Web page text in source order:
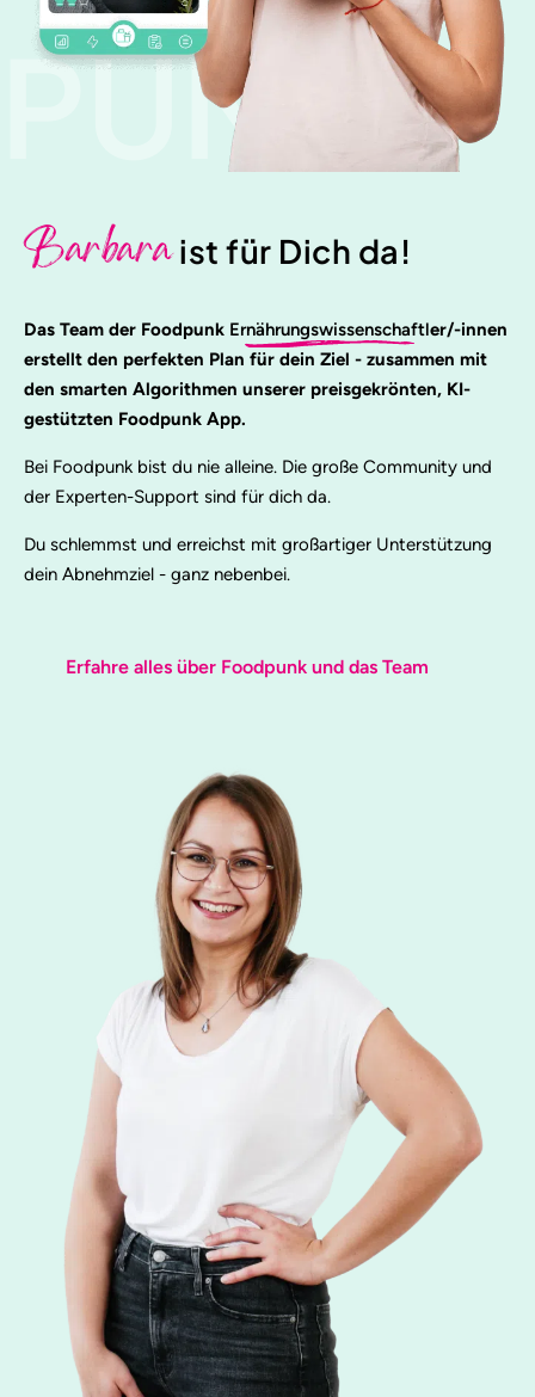
PUNK
Barbaraist für Dich da!
Das Team der Foodpunk Ernährungswissenschaftler/-innen
erstellt den perfekten Plan für dein Ziel - zusammen mit
den smarten Algorithmen unserer preisgekrönten, KI-
gestützten Foodpunk App.
Bei Foodpunk bist du nie alleine. Die große Community und
der Experten-Support sind für dich da.
Du schlemmst und erreichst mit großartiger Unterstützung
dein Abnehmziel - ganz nebenbei.
Erfahre alles über Foodpunk und das Team